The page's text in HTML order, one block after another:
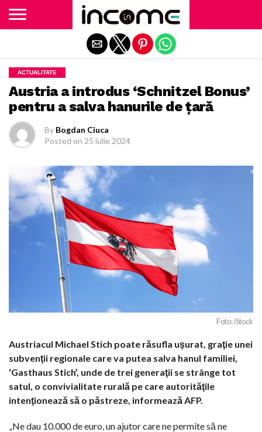
ACTUALITATE
Austria a introdus ‘Schnitzel Bonus’
pentru a salva hanurile de ţară
By Bogdan Ciuca
Posted on 25 iulie 2024
Foto: iStock
Austriacul Michael Stich poate răsufla uşurat, graţie unei
subvenţii regionale care va putea salva hanul familiei,
‘Gasthaus Stich’, unde de trei generaţii se strânge tot
satul, o convivialitate rurală pe care autorităţile
intenţionează să o păstreze, informează AFP.
„Ne dau 10.000 de euro, un ajutor care ne permite să ne
Exit mobile version